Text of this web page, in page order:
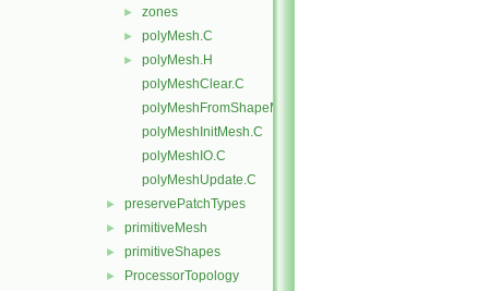
► zones
► polyMesh.C
►
polyMesh.H
polyMeshClear.C
polyMeshFromShapeMesh.C
polyMeshInitMesh.C
polyMeshIO.C
polyMeshUpdate.C
► preservePatchTypes
► primitiveMesh
► primitiveShapes
► ProcessorTopology